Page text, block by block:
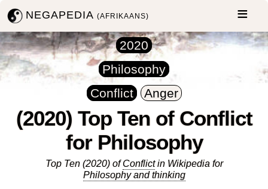
NEGAPEDIA(AFRIKAANS)
2020
Philosophy
Conflict
Anger
(2020) Top Ten of Conflict
for Philosophy
Top Ten (2020) ofConflictin Wikipedia for
Philosophy and thinking